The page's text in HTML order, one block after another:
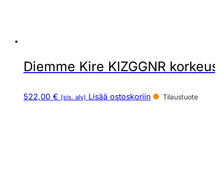
Diemme Kire KIZGGNR
522,00 € (sis. alv) Lisää ostoskoriin Tilaustuote